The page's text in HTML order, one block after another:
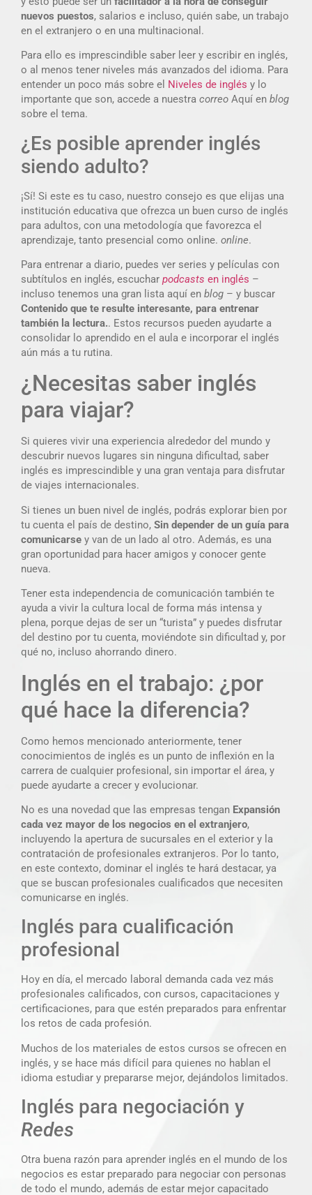
nuevos puestos, salarios e incluso, quién sabe, un trabajo
en el extranjero o en una multinacional.
Para ello es imprescindible saber leer y escribir en inglés,
o al menos tener niveles más avanzados del idioma. Para
entender un poco más sobre el Niveles de inglés y lo
importante que son, accede a nuestra correo Aquí en blog
sobre el tema.
¿Es posible aprender inglés
siendo adulto?
¡Sí! Si este es tu caso, nuestro consejo es que elijas una
institución educativa que ofrezca un buen curso de inglés
para adultos, con una metodología que favorezca el
aprendizaje, tanto presencial como online. online.
Para entrenar a diario, puedes ver series y películas con
subtítulos en inglés, escuchar podcasts en inglés –
incluso tenemos una gran lista aquí en blog – y buscar
Contenido que te resulte interesante, para entrenar
también la lectura.. Estos recursos pueden ayudarte a
consolidar lo aprendido en el aula e incorporar el inglés
aún más a tu rutina.
¿Necesitas saber inglés
para viajar?
Si quieres vivir una experiencia alrededor del mundo y
descubrir nuevos lugares sin ninguna dificultad, saber
inglés es imprescindible y una gran ventaja para disfrutar
de viajes internacionales.
Si tienes un buen nivel de inglés, podrás explorar bien por
tu cuenta el país de destino, Sin depender de un guía para
comunicarse y van de un lado al otro. Además, es una
gran oportunidad para hacer amigos y conocer gente
nueva.
Tener esta independencia de comunicación también te
ayuda a vivir la cultura local de forma más intensa y
plena, porque dejas de ser un “turista” y puedes disfrutar
del destino por tu cuenta, moviéndote sin dificultad y, por
qué no, incluso ahorrando dinero.
Inglés en el trabajo: ¿por
qué hace la diferencia?
Como hemos mencionado anteriormente, tener
conocimientos de inglés es un punto de inflexión en la
carrera de cualquier profesional, sin importar el área, y
puede ayudarte a crecer y evolucionar.
No es una novedad que las empresas tengan Expansión
cada vez mayor de los negocios en el extranjero,
incluyendo la apertura de sucursales en el exterior y la
contratación de profesionales extranjeros. Por lo tanto,
en este contexto, dominar el inglés te hará destacar, ya
que se buscan profesionales cualificados que necesiten
comunicarse en inglés.
Inglés para cualificación
profesional
Hoy en día, el mercado laboral demanda cada vez más
profesionales calificados, con cursos, capacitaciones y
certificaciones, para que estén preparados para enfrentar
los retos de cada profesión.
Muchos de los materiales de estos cursos se ofrecen en
inglés, y se hace más difícil para quienes no hablan el
idioma estudiar y prepararse mejor, dejándolos limitados.
Inglés para negociación y
Redes
Otra buena razón para aprender inglés en el mundo de los
negocios es estar preparado para negociar con personas
de todo el mundo, además de estar mejor capacitado